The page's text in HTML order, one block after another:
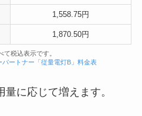
1,558.75円
1,870.50円
税込表示です。
ートナー「従量電灯B」料金表
に応じて増えます。